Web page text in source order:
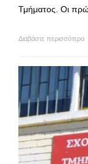
Τμήματος. Οι
Διαβάστε περισσότερα